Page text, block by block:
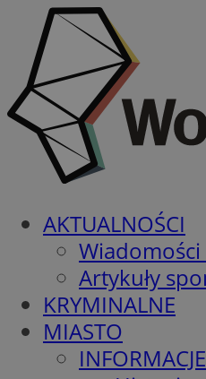
AKTUALNOŚCI
Artykuły
KRYMINALNE
MIASTO